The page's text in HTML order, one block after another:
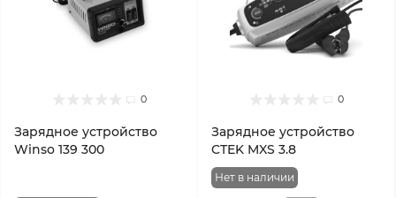
0
Зарядное устройство
Winso 139 300
0
Зарядное устройство
CTEK MXS 3.8
Нет в наличии